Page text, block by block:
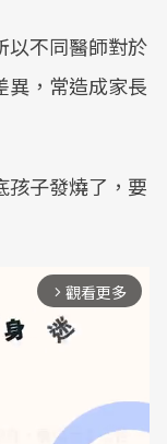
以不同醫師對於
異，常造成家長
孩子發燒了，要
arrow_forward_ios 觀看更多